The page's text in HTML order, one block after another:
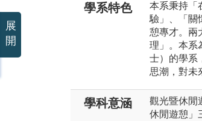
學系特色
本系秉持「
驗」、「關
憩專才。兩
理」。本系
士）的學系
思潮，對未
學科意涵
觀光暨休閒
休閒遊憩」
展
開